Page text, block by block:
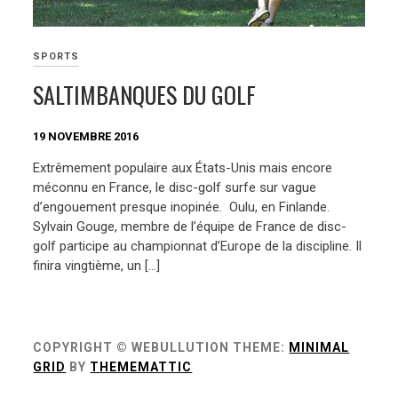
SPORTS
SALTIMBANQUES DU GOLF
19 NOVEMBRE 2016
Extrêmement populaire aux États-Unis mais encore
méconnu en France, le disc-golf surfe sur vague
d’engouement presque inopinée. Oulu, en Finlande.
Sylvain Gouge, membre de l’équipe de France de disc-
golf participe au championnat d’Europe de la discipline. Il
finira vingtième, un […]
COPYRIGHT © WEBULLUTION THEME: MINIMAL
GRID BY THEMEMATTIC